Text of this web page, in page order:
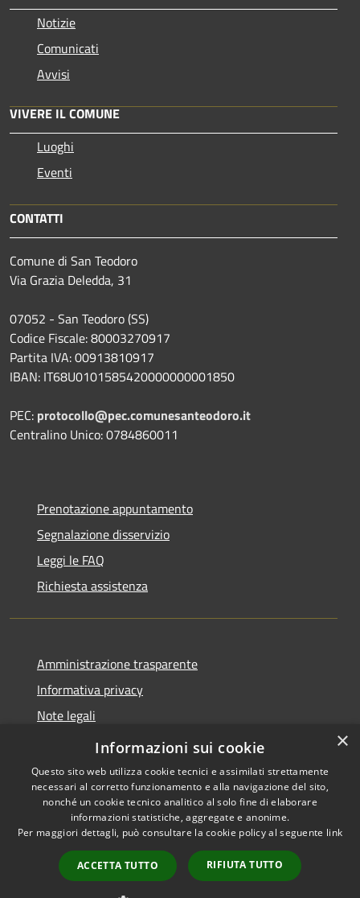
Notizie
Comunicati
Avvisi
VIVERE IL COMUNE
Luoghi
Eventi
CONTATTI
Comune di San Teodoro
Via Grazia Deledda, 31
07052 - San Teodoro (SS)
Codice Fiscale: 80003270917
Partita IVA: 00913810917
IBAN: IT68U0101585420000000001850
PEC: protocollo@pec.comunesanteodoro.it
Centralino Unico: 0784860011
Prenotazione appuntamento
Segnalazione disservizio
Leggi le FAQ
Richiesta assistenza
Amministrazione trasparente
Informativa privacy
Note legali
Dichiarazione di accessibilità
Accessibilità
Copyright © 2026 • Comune di
San Teodoro • Powered by
Municipium•
Accesso
redazione
×
Informazioni sui cookie
Questo sito web utilizza cookie tecnici e assimilati strettamente
necessari al corretto funzionamento e alla navigazione del sito,
nonché un cookie tecnico analitico al solo fine di elaborare
informazioni statistiche, aggregate e anonime.
Per maggiori dettagli, può consultare la cookie policy al seguente link
ACCETTA TUTTO RIFIUTA TUTTO